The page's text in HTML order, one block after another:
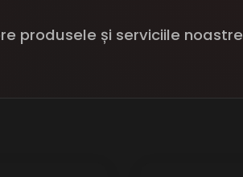
produsele și serviciile noastre